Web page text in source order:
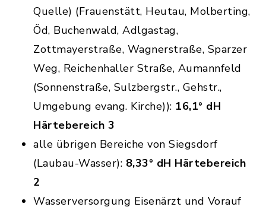
Quelle) (Frauenstätt, Heutau, Molberting,
Öd, Buchenwald, Adlgastag,
Zottmayerstraße, Wagnerstraße, Sparzer
Weg, Reichenhaller Straße, Aumannfeld
(Sonnenstraße, Sulzbergstr., Gehstr.,
Umgebung evang. Kirche)): 16,1° dH
Härtebereich 3
alle übrigen Bereiche von Siegsdorf
(Laubau-Wasser): 8,33° dH Härtebereich
2
Wasserversorgung Eisenärzt und Vorauf